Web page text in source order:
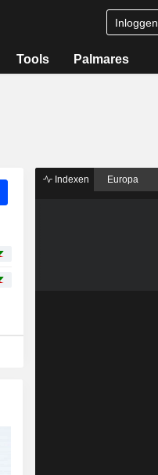
Inloggen
Tools Palmares
Indexen Europa